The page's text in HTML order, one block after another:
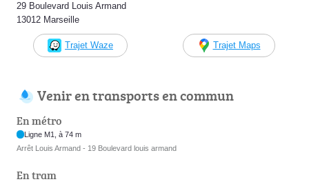
29 Boulevard Louis Armand
13012 Marseille
Trajet Waze Trajet Maps
Venir en transports en commun
En métro
Ligne M1, à 74 m
Arrêt Louis Armand - 19 Boulevard louis armand
En tram